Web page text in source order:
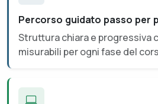
Percorso guidato passo per
Struttura chiara e progressiva
misurabili per ogni fase del